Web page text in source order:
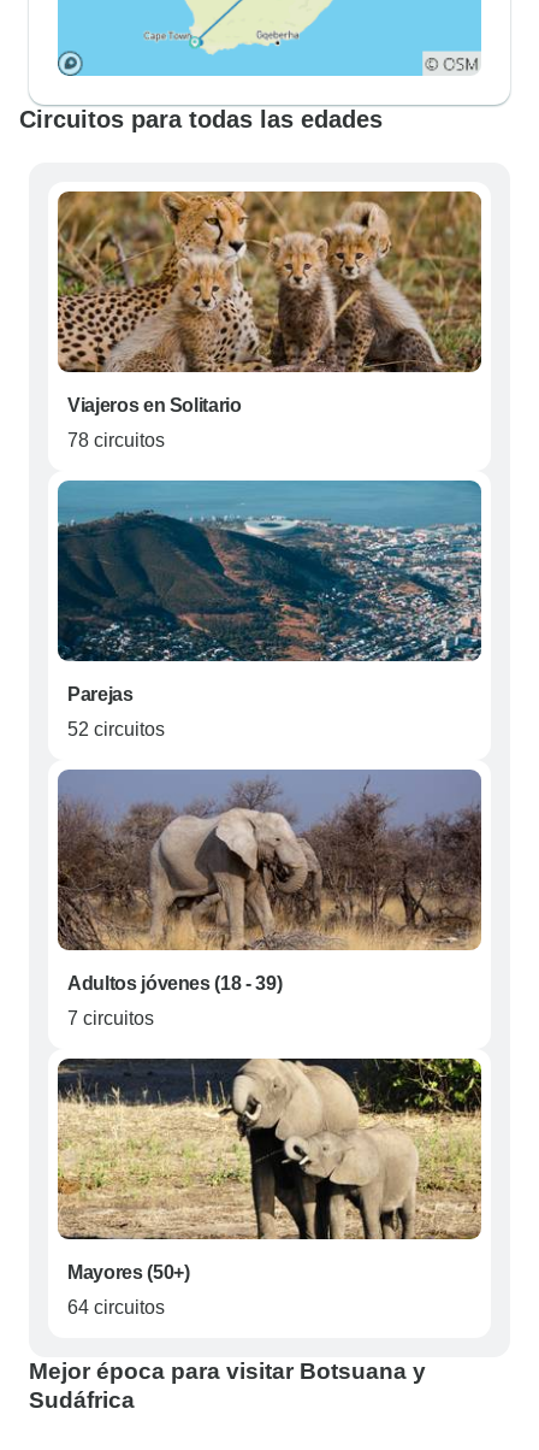
Circuitos para todas las edades
Viajeros en Solitario
78 circuitos
Parejas
52 circuitos
Adultos jóvenes (18 - 39)
7 circuitos
Mayores (50+)
64 circuitos
Mejor época para visitar Botsuana y
Sudáfrica